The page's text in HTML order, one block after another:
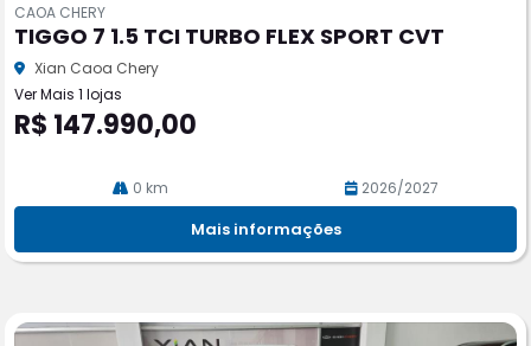
pa
rtil
he
CAOA CHERY
TIGGO 7 1.5 TCI TURBO FLEX SPORT CVT
Xian Caoa Chery
Ver Mais 1 lojas
R$ 147.990,00
0 km 2026/2027
Mais informações